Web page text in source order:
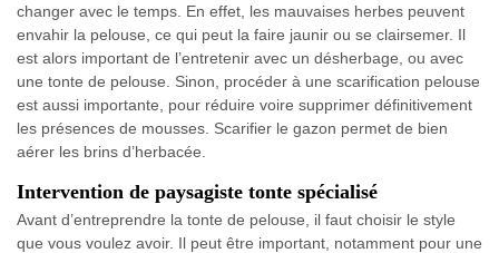
changer avec le temps. En effet, les mauvaises herbes peuvent
envahir la pelouse, ce qui peut la faire jaunir ou se clairsemer. Il
est alors important de l’entretenir avec un désherbage, ou avec
une tonte de pelouse. Sinon, procéder à une scarification pelouse
est aussi importante, pour réduire voire supprimer définitivement
les présences de mousses. Scarifier le gazon permet de bien
aérer les brins d’herbacée.
Intervention de paysagiste tonte spécialisé
Avant d’entreprendre la tonte de pelouse, il faut choisir le style
que vous voulez avoir. Il peut être important, notamment pour une